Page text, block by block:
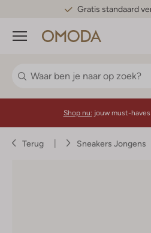
Gratis standaard
Menu
Shop nu: jouw must-
Terug Sneakers Jongens